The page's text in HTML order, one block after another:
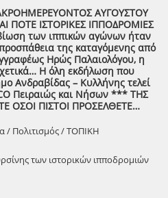
ΚΑΙ ΠΡΟΣΚΛΗΣΗ ΓΙΑ ΤΟ
σύνδεσμο για να ανοίξει το
Δουκιωτών σάς προσκαλεί στην
στο χωριό μας, το ΔΟΥΚΑ, σε
Ολυμπίας, στις 13 Αυγούστου,
πλατεία του χωριού με θέμα:
Eκφράσεις, Δράσεις Διαφύλαξης και
– Διομήδης Τόλιος, Διεύθυνση
ΥΠΠΟ-Σύλλογος Διβριωτών
εκπαιδευτικός – Νίκος
Νεμούτας Θα ακολουθήσoυν
Πύργου Η είσοδος για
ελεύθερη. Μετά το πέρας της
διασκεδάσουμε όλοι μαζί με
από τη μουσική ομάδα του
βραδιά γεμάτη κέφι, χορό και
ΑΥΓΟΥΣΤΟΥ
ΠΟΤΕ ΙΣΤΟΡΙΚΕΣ ΙΠΠΟΔΡΟΜΙΕΣ
των ιππικών αγώνων ήταν
της καταγόμενης από
Ηρώς Παλαιολόγου, η
Η όλη εκδήλωση που
Ανδραβίδας – Κυλλήνης τελεί
Πειραιώς και Νήσων *** ΤΗΣ
ΟΣΟΙ ΠΙΣΤΟΙ ΠΡΟΣΕΛΘΕΤΕ…
/ Πολιτισμός / ΤΟΠΙΚΗ
των ιστορικών ιπποδρομιών